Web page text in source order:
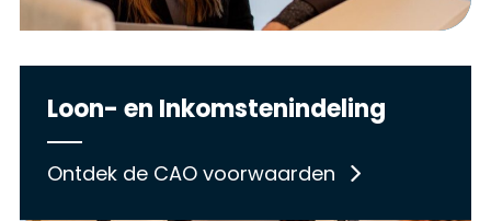
Loon- en Inkomstenindeling
Ontdek de CAO voorwaarden